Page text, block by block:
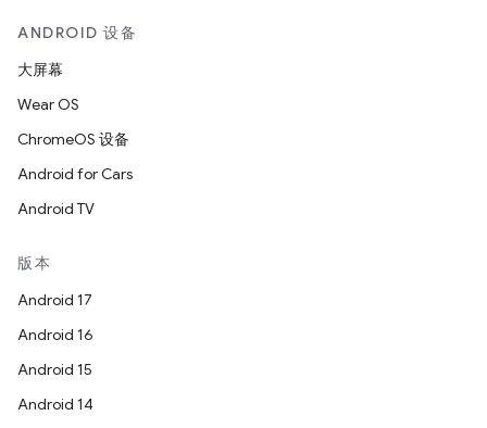
ANDROID 设备
大屏幕
Wear OS
ChromeOS 设备
Android for Cars
Android TV
版本
Android 17
Android 16
Android 15
Android 14